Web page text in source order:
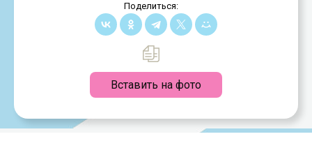
Поделиться:
Вставить на фото